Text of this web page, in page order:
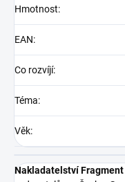
Hmotnost:
EAN:
Co rozvíjí:
Téma:
Věk:
Nakladatelství Fragment